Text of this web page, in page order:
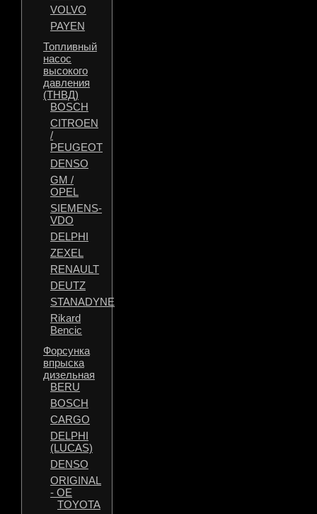
VOLVO
PAYEN
Топливный
насос
высокого
давления
(ТНВД)
BOSCH
CITROEN
/
PEUGEOT
DENSO
GM /
OPEL
SIEMENS-
VDO
DELPHI
ZEXEL
RENAULT
DEUTZ
STANADYNE
Rikard
Bencic
Форсунка
впрыска
дизельная
BERU
BOSCH
CARGO
DELPHI
(LUCAS)
DENSO
ORIGINAL
- OE
TOYOTA